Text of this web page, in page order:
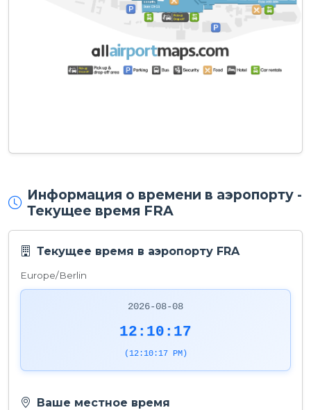
Информация о времени в аэропорту -
Текущее время FRA
Текущее время в аэропорту FRA
Europe/Berlin
2026-08-08
12:10:17
(12:10:17 PM)
Ваше местное время